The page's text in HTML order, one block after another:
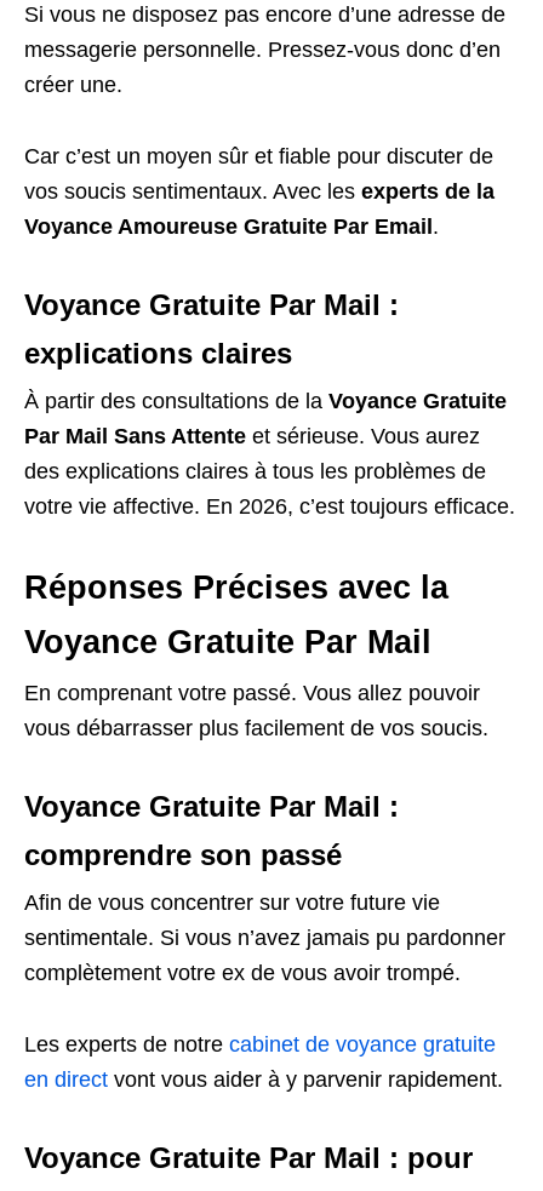
Si vous ne disposez pas encore d’une adresse de
messagerie personnelle. Pressez-vous donc d’en
créer une.
Car c’est un moyen sûr et fiable pour discuter de
vos soucis sentimentaux. Avec les experts de la
Voyance Amoureuse Gratuite Par Email.
Voyance Gratuite Par Mail :
explications claires
À partir des consultations de la Voyance Gratuite
Par Mail Sans Attente et sérieuse. Vous aurez
des explications claires à tous les problèmes de
votre vie affective. En 2026, c’est toujours efficace.
Réponses Précises avec la
Voyance Gratuite Par Mail
En comprenant votre passé. Vous allez pouvoir
vous débarrasser plus facilement de vos soucis.
Voyance Gratuite Par Mail :
comprendre son passé
Afin de vous concentrer sur votre future vie
sentimentale. Si vous n’avez jamais pu pardonner
complètement votre ex de vous avoir trompé.
Les experts de notre cabinet de voyance gratuite
en direct vont vous aider à y parvenir rapidement.
Voyance Gratuite Par Mail : pour